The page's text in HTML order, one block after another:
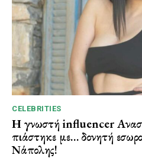
CELEBRITIES
Η γνωστή influencer
πιάστηκε με… δονητή
Νάπολης!